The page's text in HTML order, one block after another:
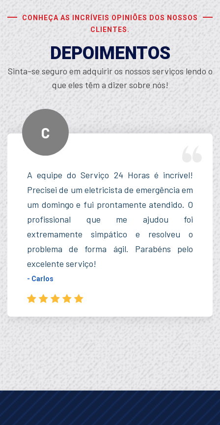
CONHEÇA AS INCRÍVEIS OPINIÕES DOS NOSSOS
CLIENTES.
DEPOIMENTOS
Sinta-se seguro em adquirir os nossos serviços lendo o
que eles têm a dizer sobre nós!
C
A equipe do Serviço 24 Horas é incrível!
Precisei de um eletricista de emergência em
um domingo e fui prontamente atendido. O
profissional que me ajudou foi
extremamente simpático e resolveu o
problema de forma ágil. Parabéns pelo
excelente serviço!
- Carlos